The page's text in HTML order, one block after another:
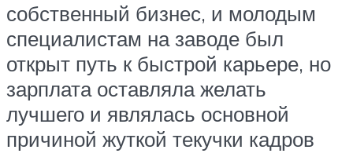
собственный бизнес, и молодым
специалистам на заводе был
открыт путь к быстрой карьере, но
зарплата оставляла желать
лучшего и являлась основной
причиной жуткой текучки кадров